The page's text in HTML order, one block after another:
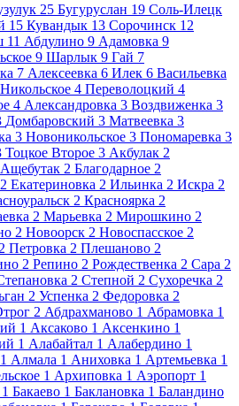
25 Бугуруслан 19 Соль-Илецк
15 Кувандык 13 Сорочинск 12
11 Абдулино 9 Адамовка 9
9 Шарлык 9 Гай 7
7 Алексеевка 6 Илек 6 Васильевка
Никольское 4 Переволоцкий 4
4 Александровка 3 Воздвиженка 3
Домбаровский 3 Матвеевка 3
3 Новоникольское 3 Пономаревка 3
Тоцкое Второе 3 Акбулак 2
Ащебутак 2 Благодарное 2
2 Екатериновка 2 Ильинка 2 Искра 2
2 Красноярка 2
2 Марьевка 2 Мирошкино 2
2 Новоорск 2 Новоспасское 2
2 Петровка 2 Плешаново 2
2 Репино 2 Рождественка 2 Сара 2
2 Степной 2 Сухоречка 2
2 Успенка 2 Федоровка 2
2 Абдрахманово 1 Абрамовка 1
1 Аксаково 1 Аксенкино 1
1 Алабайтал 1 Алабердино 1
1 Алмала 1 Аниховка 1 Артемьевка 1
1 Архиповка 1 Аэропорт 1
1 Бакаево 1 Баклановка 1 Баландино